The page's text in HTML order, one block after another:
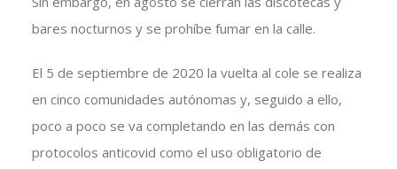
bares nocturnos y se prohíbe fumar en la calle.
El 5 de septiembre de 2020 la vuelta al cole se realiza
en cinco comunidades autónomas y, seguido a ello,
poco a poco se va completando en las demás con
protocolos anticovid como el uso obligatorio de